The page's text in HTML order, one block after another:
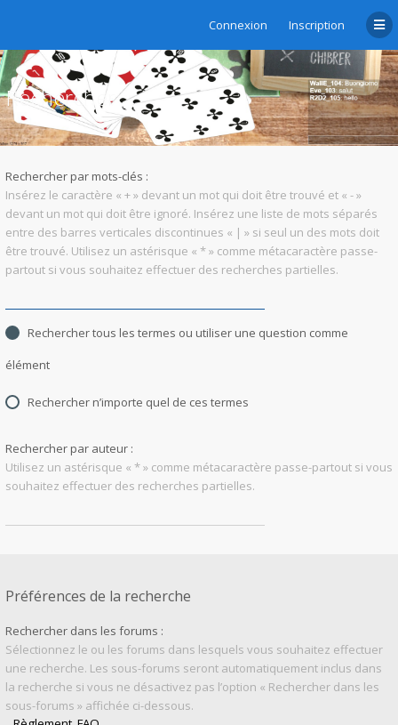
Connexion Inscription
Rechercher
Rechercher par mots-clés :
Insérez le caractère « + » devant un mot qui doit être trouvé et « - »
devant un mot qui doit être ignoré. Insérez une liste de mots séparés
entre des barres verticales discontinues « | » si seul un des mots doit
être trouvé. Utilisez un astérisque « * » comme métacaractère passe-
partout si vous souhaitez effectuer des recherches partielles.
Rechercher tous les termes ou utiliser une question comme
élément
Rechercher n’importe quel de ces termes
Rechercher par auteur :
Utilisez un astérisque « * » comme métacaractère passe-partout si vous
souhaitez effectuer des recherches partielles.
Préférences de la recherche
Rechercher dans les forums :
Sélectionnez le ou les forums dans lesquels vous souhaitez effectuer
une recherche. Les sous-forums seront automatiquement inclus dans
la recherche si vous ne désactivez pas l’option « Rechercher dans les
sous-forums » affichée ci-dessous.